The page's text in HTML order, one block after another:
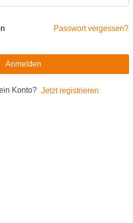
Passwort vergessen?
Anmelden
Konto? Jetzt registrieren